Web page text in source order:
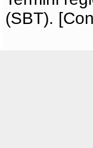
(SBT).